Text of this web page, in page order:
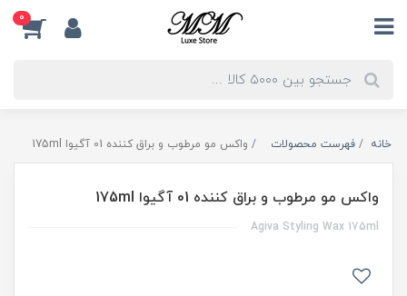
0
خانه فهرست محصولات واکس مو مرطوب و براق کننده 01 آگیوا 175ml
واکس مو مرطوب و براق کننده 01 آگیوا 175ml
Agiva Styling Wax 175ml